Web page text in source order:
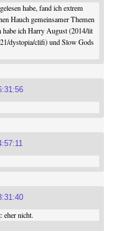
habe, fand ich extrem
Hauch gemeinsamer Themen
habe ich Harry August (2014/lit
dystopia/clifi) und Slow Gods
eher nicht.